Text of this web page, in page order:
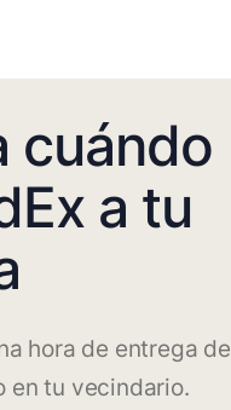
cuándo
a tu
hora de entrega de
en tu vecindario.